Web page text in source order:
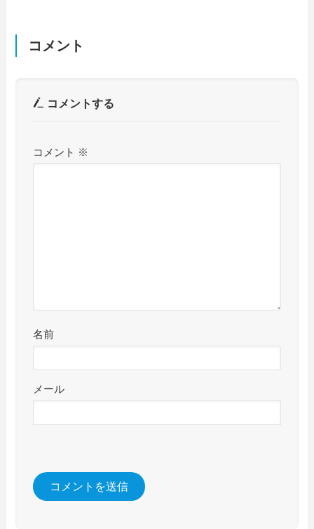
コメント
コメントする
コメント ※
名前
メール